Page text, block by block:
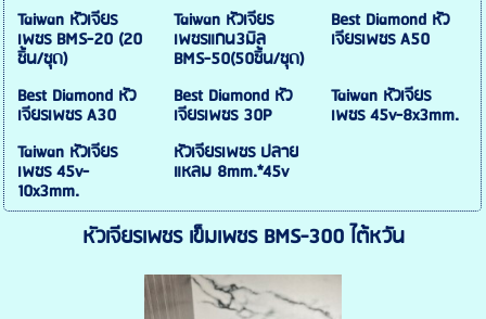
Taiwan หัวเจียร
เพชร BMS-20 (20
ชิ้น/ชุด)
Taiwan หัวเจียร
เพชรแกน3มิล
BMS-50(50ชิ้น/ชุด)
Best Diamond หัว
เจียรเพชร A50
Best Diamond หัว
เจียรเพชร A30
Best Diamond หัว
เจียรเพชร 30P
Taiwan หัวเจียร
เพชร 45v-8x3mm.
Taiwan หัวเจียร
เพชร 45v-
10x3mm.
หัวเจียรเพชร ปลาย
แหลม 8mm.*45v
หัวเจียรเพชร เข็มเพชร BMS-300 ไต้หวัน